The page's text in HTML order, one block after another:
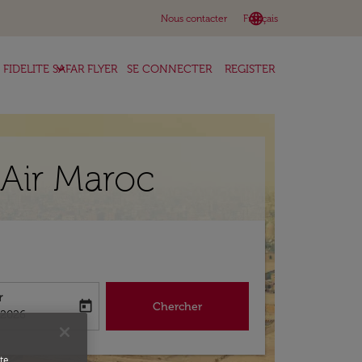
Nous contacter language
Français
keyboard_arrow_down
FIDELITE SAFAR FLYER
keyboard_arrow_down SE CONNECTER REGISTER
Maroc
return-date-aria-label
today Chercher